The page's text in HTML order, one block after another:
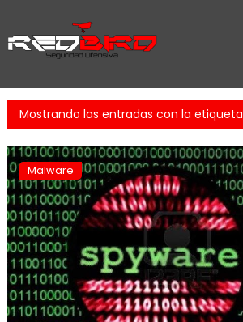
Mostrando las entradas con la etiqueta
Malware